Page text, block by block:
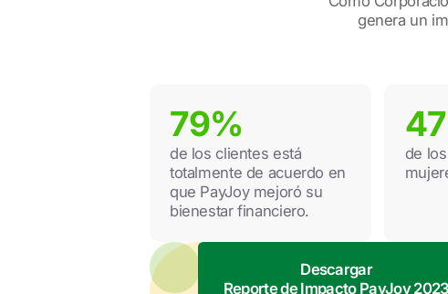
genera un
79%
de los clientes está
totalmente de acuerdo en
que PayJoy mejoró su
bienestar financiero.
de
Descargar
Reporte de Impacto PayJoy 2023